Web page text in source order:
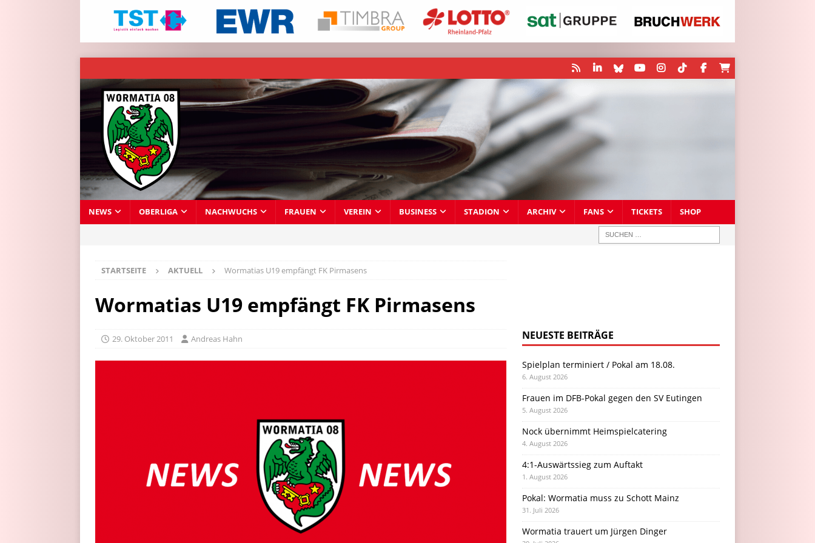
NEWS OBERLIGA NACHWUCHS FRAUEN VEREIN BUSINESS STADION ARCHIV FANS TICKETS SHOP
STARTSEITE AKTUELL Wormatias U19 empfängt FK Pirmasens
Wormatias U19 empfängt FK Pirmasens
29. Oktober 2011 Andreas Hahn NEUESTE BEITRÄGE
Spielplan terminiert / Pokal am 18.08.
6. August 2026
Frauen im DFB-Pokal gegen den SV Eutingen
5. August 2026
Nock übernimmt Heimspielcatering
4. August 2026
4:1-Auswärtssieg zum Auftakt
1. August 2026
Pokal: Wormatia muss zu Schott Mainz
31. Juli 2026
Wormatia trauert um Jürgen Dinger